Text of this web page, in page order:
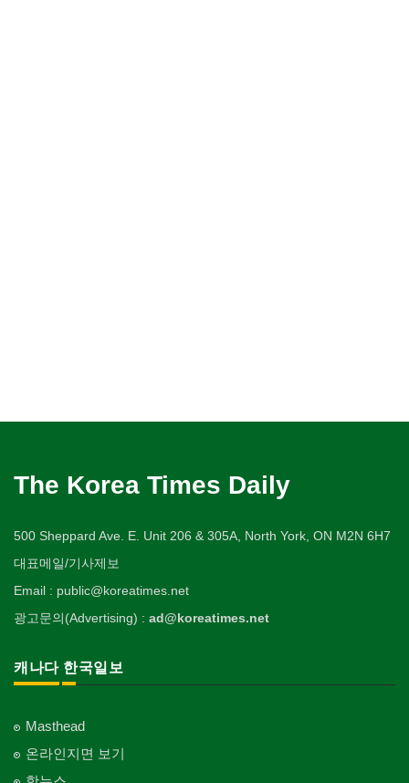
The Korea Times Daily
500 Sheppard Ave. E. Unit 206 & 305A, North York, ON M2N 6H7
대표메일/기사제보
Email : public@koreatimes.net
광고문의(Advertising) : ad@koreatimes.net
캐나다 한국일보
Masthead
온라인지면 보기